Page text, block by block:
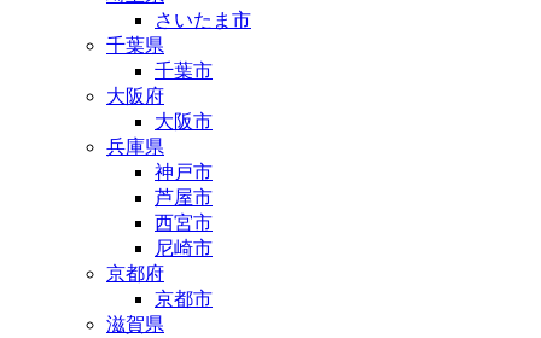
さいたま市
千葉県
千葉市
大阪府
大阪市
兵庫県
神戸市
芦屋市
西宮市
尼崎市
京都府
京都市
滋賀県